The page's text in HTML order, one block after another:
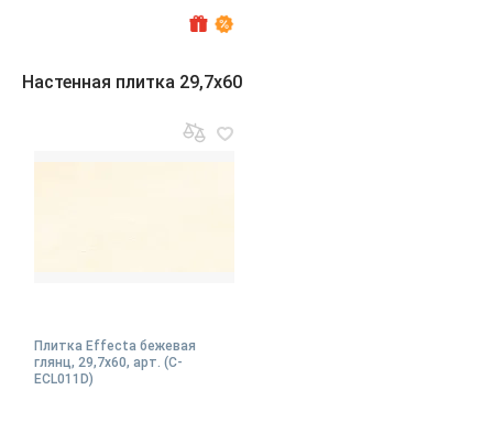
Настенная плитка 29,7x60
Плитка Effecta бежевая
глянц, 29,7x60, арт. (C-
ECL011D)